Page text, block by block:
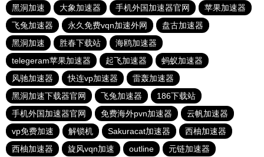
黑洞加速
大象加速器 手机外国加速器官网
苹果加速器
飞兔加速器
永久免费vqn加速外网
盘古加速器
黑洞加速
胜春下载站
海鸥加速器
telegeram苹果加速器
起飞加速器
蚂蚁加速器
风驰加速器
快连vp加速器
雷轰加速器
黑洞加速下载器官网
飞兔加速器
186下载站
手机外国加速器官网
免费海外pvn加速器
云帆加速器
vp免费加速
解锁机 Sakuracat加速器
西柚加速器
西柚加速器
旋风vqn加速 outline 元链加速器